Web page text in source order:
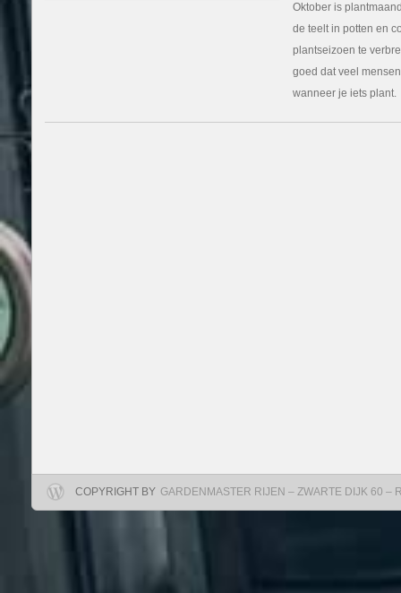
Oktober is
de teelt in potten en
plantseizoen te
goed dat veel
wanneer je iets plant.
COPYRIGHT BY GARDENMASTER RIJEN – ZWARTE DIJK 60 –